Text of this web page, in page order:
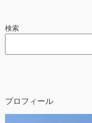
検索
プロフィール